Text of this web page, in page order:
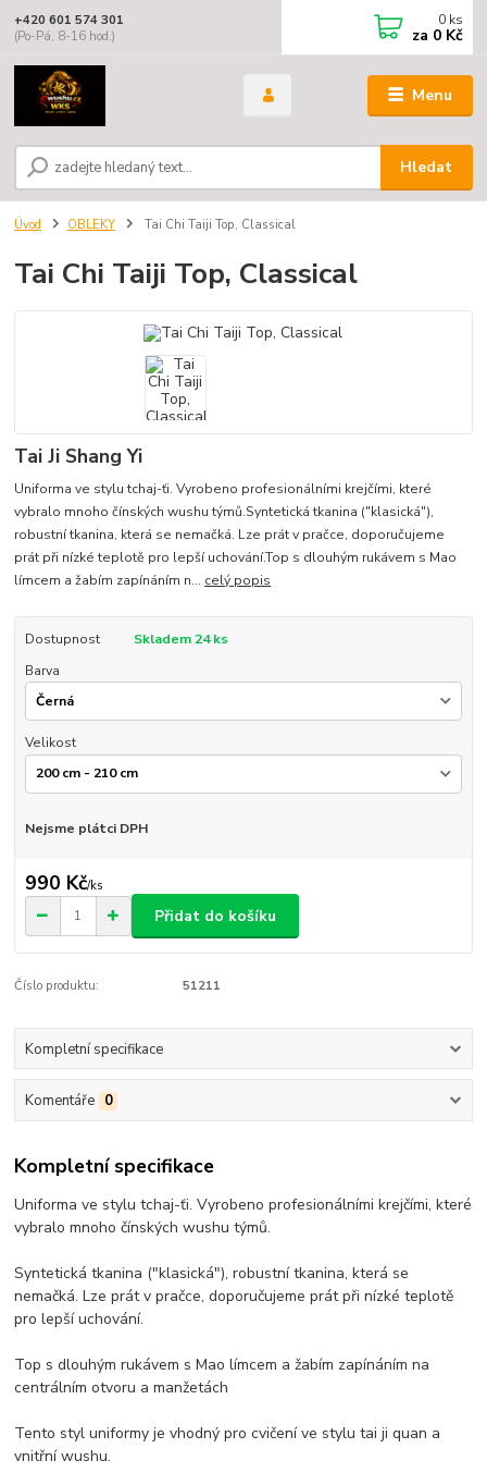
Menu
Hledat
+420 601 574 301
(Po-Pá, 8-16 hod.)
0 ks
za 0 Kč
Úvod OBLEKY Tai Chi Taiji Top, Classical
Tai Chi Taiji Top, Classical
Tai Ji Shang Yi
Uniforma ve stylu tchaj-ťi. Vyrobeno profesionálními krejčími, které
vybralo mnoho čínských wushu týmů.Syntetická tkanina ("klasická"),
robustní tkanina, která se nemačká. Lze prát v pračce, doporučujeme
prát při nízké teplotě pro lepší uchování.Top s dlouhým rukávem s Mao
límcem a žabím zapínáním n... celý popis
Dostupnost
Skladem 24 ks
Barva
Velikost
Nejsme plátci DPH
990 Kč/ks
Přidat do košíku
Číslo produktu: 51211
Kompletní specifikace
Komentáře 0
Kompletní specifikace
Uniforma ve stylu tchaj-ťi. Vyrobeno profesionálními krejčími, které
vybralo mnoho čínských wushu týmů.
Syntetická tkanina ("klasická"), robustní tkanina, která se
nemačká. Lze prát v pračce, doporučujeme prát při nízké teplotě
pro lepší uchování.
Top s dlouhým rukávem s Mao límcem a žabím zapínáním na
centrálním otvoru a manžetách
Tento styl uniformy je vhodný pro cvičení ve stylu tai ji quan a
vnitřní wushu.